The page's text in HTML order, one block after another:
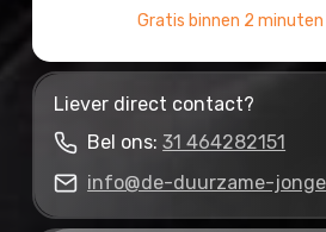
Gratis binnen 2 minuten
Liever direct contact?
Bel ons:31 464282151
info@de-duurzame-